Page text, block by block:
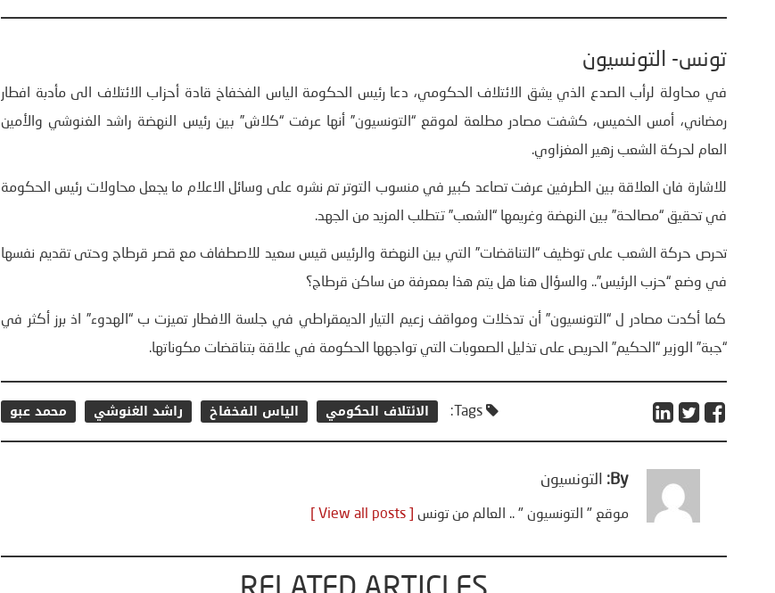
تونس- التونسيون
في محاولة لرأب الصدع الذي يشق الائتلاف الحكومي، دعا رئيس الحكومة الياس الفخفاخ قادة أحزاب الائتلاف الى مأدبة افطار
رمضاني، أمس الخميس، كشفت مصادر مطلعة لموقع “التونسيون” أنها عرفت “كلاش” بين رئيس النهضة راشد الغنوشي والأمين
العام لحركة الشعب زهير المغزاوي.
للاشارة فان العلاقة بين الطرفين عرفت تصاعد كبير في منسوب التوتر تم نشره على وسائل الاعلام ما يجعل محاولات رئيس الحكومة
في تحقيق “مصالحة” بين النهضة وغريمها “الشعب” تتطلب المزيد من الجهد.
تحرص حركة الشعب على توظيف “التناقضات” التي بين النهضة والرئيس قيس سعيد للاصطفاف مع قصر قرطاج وحتى تقديم نفسها
في وضع “حزب الرئيس”.. والسؤال هنا هل يتم هذا بمعرفة من ساكن قرطاج؟
كما أكدت مصادر ل “التونسيون” أن تدخلات ومواقف زعيم التيار الديمقراطي في جلسة الافطار تميزت ب “الهدوء” اذ برز أكثر في
“جبة” الوزير “الحكيم” الحريص على تذليل الصعوبات التي تواجهها الحكومة في علاقة بتناقضات مكوناتها.
Tags: الائتلاف الحكومي الياس الفخفاخ راشد الغنوشي محمد عبو
By: التونسيون
موقع " التونسيون " .. العالم من تونس [ View all posts ]